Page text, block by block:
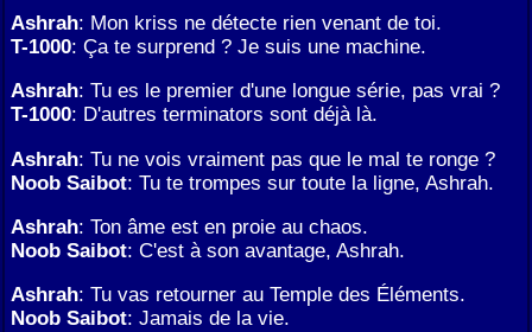
Ashrah: Mon kriss ne détecte rien venant de toi.
T-1000: Ça te surprend ? Je suis une machine.
Ashrah: Tu es le premier d'une longue série, pas vrai ?
T-1000: D'autres terminators sont déjà là.
Ashrah: Tu ne vois vraiment pas que le mal te ronge ?
Noob Saibot: Tu te trompes sur toute la ligne, Ashrah.
Ashrah: Ton âme est en proie au chaos.
Noob Saibot: C'est à son avantage, Ashrah.
Ashrah: Tu vas retourner au Temple des Éléments.
Noob Saibot: Jamais de la vie.